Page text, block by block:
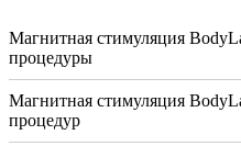
Магнитная стимуляция
процедуры
Магнитная стимуляция
процедур